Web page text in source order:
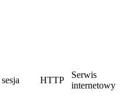
sesja HTTP
Serwis
internetowy